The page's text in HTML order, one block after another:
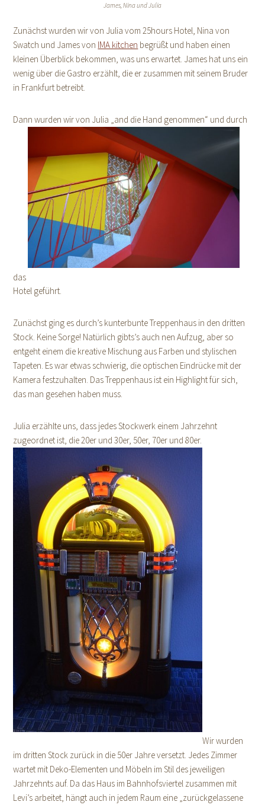
James, Nina und Julia
Zunächst wurden wir von Julia vom 25hours Hotel, Nina von
Swatch und James von IMA kitchen begrüßt und haben einen
kleinen Überblick bekommen, was uns erwartet. James hat uns ein
wenig über die Gastro erzählt, die er zusammen mit seinem Bruder
in Frankfurt betreibt.
Dann wurden wir von Julia „and die Hand genommen“ und durch
das
Hotel geführt.
Zunächst ging es durch’s kunterbunte Treppenhaus in den dritten
Stock. Keine Sorge! Natürlich gibts’s auch nen Aufzug, aber so
entgeht einem die kreative Mischung aus Farben und stylischen
Tapeten. Es war etwas schwierig, die optischen Eindrücke mit der
Kamera festzuhalten. Das Treppenhaus ist ein Highlight für sich,
das man gesehen haben muss.
Julia erzählte uns, dass jedes Stockwerk einem Jahrzehnt
zugeordnet ist, die 20er und 30er, 50er, 70er und 80er.
Wir wurden
im dritten Stock zurück in die 50er Jahre versetzt. Jedes Zimmer
wartet mit Deko-Elementen und Möbeln im Stil des jeweiligen
Jahrzehnts auf. Da das Haus im Bahnhofsviertel zusammen mit
Levi’s arbeitet, hängt auch in jedem Raum eine „zurückgelassene